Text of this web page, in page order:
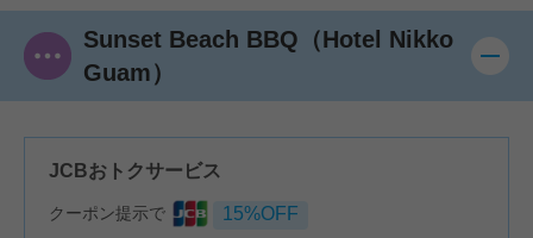
Sunset Beach BBQ（Hotel Nikko
Guam）
JCBおトクサービス
クーポン提示で 15%OFF